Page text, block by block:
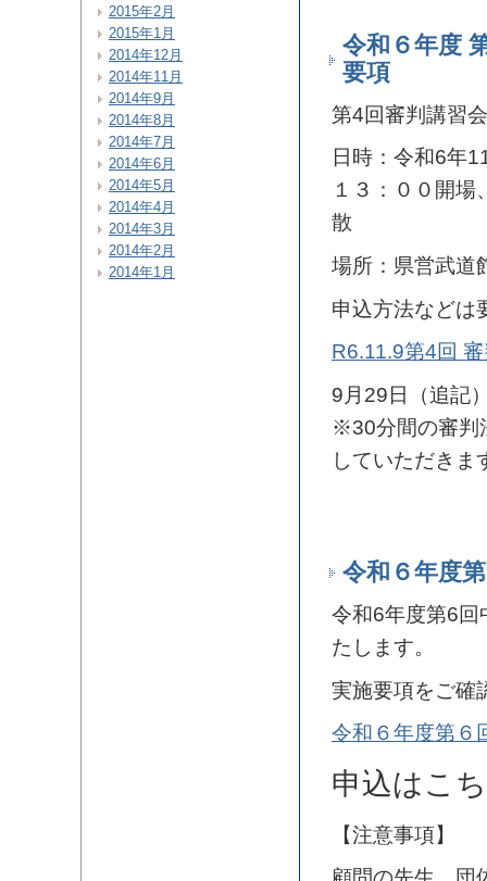
令和６年度
要項
第4回審判講習
日時：令和6年
１３：００開
散
場所：県営武道
申込方法などは
R6.11.9第4回
9月29日（追記
※30分間の審判
していただきま
令和６年度
令和6年度第6回
たします。
実施要項をご確
令和６年度第６
申込はこ
【注意事項】
2015年2月
2015年1月
2014年12月
2014年11月
2014年9月
2014年8月
2014年7月
2014年6月
2014年5月
2014年4月
2014年3月
2014年2月
2014年1月